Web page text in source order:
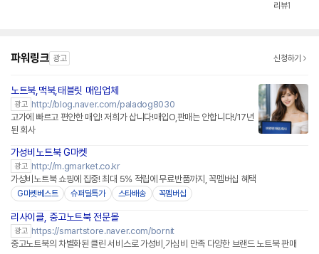
리뷰1
파워링크 광고 신청하기
노트북,맥북,태블릿 매입업체
광고 http://blog.naver.com/paladog8030
고가에 빠르고 편안한 매입! 저희가 삽니다!매입O,판매는 안합니다!/17년
된 회사
가성비노트북 G마켓
광고 http://m.gmarket.co.kr
가성비노트북 쇼핑에 집중! 최대 5% 적립에 무료반품까지, 꼭멤버십 혜택
G마켓베스트 슈퍼딜특가 스타배송 꼭멤버십
리사이클, 중고노트북 전문몰
광고 https://smartstore.naver.com/bornit
중고노트북의 차별화된 클린 서비스로 가성비,가심비 만족 다양한 브랜드 노트북 판매